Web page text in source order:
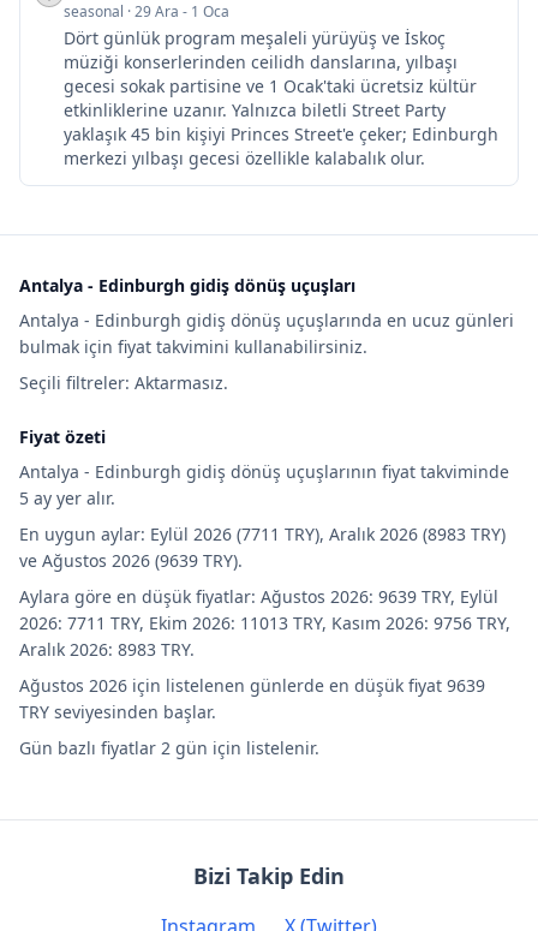
seasonal ·29 Ara - 1 Oca
Dört günlük program meşaleli yürüyüş ve İskoç
müziği konserlerinden ceilidh danslarına, yılbaşı
gecesi sokak partisine ve 1 Ocak'taki ücretsiz kültür
etkinliklerine uzanır. Yalnızca biletli Street Party
yaklaşık 45 bin kişiyi Princes Street'e çeker; Edinburgh
merkezi yılbaşı gecesi özellikle kalabalık olur.
Antalya - Edinburgh gidiş dönüş uçuşları
Antalya - Edinburgh gidiş dönüş uçuşlarında en ucuz günleri
bulmak için fiyat takvimini kullanabilirsiniz.
Seçili filtreler: Aktarmasız.
Fiyat özeti
Antalya - Edinburgh gidiş dönüş uçuşlarının fiyat takviminde
5 ay yer alır.
En uygun aylar: Eylül 2026 (7711 TRY), Aralık 2026 (8983 TRY)
ve Ağustos 2026 (9639 TRY).
Aylara göre en düşük fiyatlar: Ağustos 2026: 9639 TRY, Eylül
2026: 7711 TRY, Ekim 2026: 11013 TRY, Kasım 2026: 9756 TRY,
Aralık 2026: 8983 TRY.
Ağustos 2026 için listelenen günlerde en düşük fiyat 9639
TRY seviyesinden başlar.
Gün bazlı fiyatlar 2 gün için listelenir.
Bizi Takip Edin